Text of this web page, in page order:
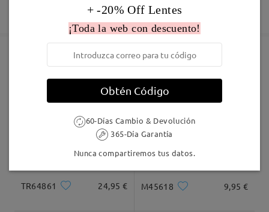
Leer todos los
5-7 días laborales detalles
Garantía de 365 días
Descubrir Más
TR64861 24,95 € M45618 9,95 €
+ -20% Off Lentes
¡Toda la web con descuento!
Obtén Código
60-Días Cambio & Devolución
365-Día Garantía
Nunca compartiremos tus datos.